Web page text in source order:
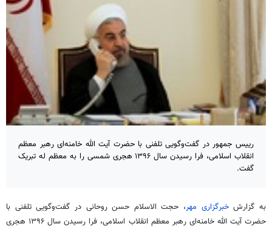
رییس جمهور در گفت‌وگویی تلفنی با حضرت آیت الله خامنه‌ای رهبر معظم
انقلاب اسلامی، فرا رسیدن سال ۱۳۹۶ هجری شمسی را به معظم له تبریک
گفت.
به گزارشخبرگزاری مهر، حجت الاسلام حسن روحانی در گفت‌وگویی تلفنی با
حضرت آیت الله خامنه‌ای رهبر معظم انقلاب اسلامی، فرا رسیدن سال ۱۳۹۶ هجری